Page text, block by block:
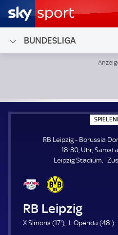
BUNDESLIGA
RB Leipzig - Borussia
18:30, Uhr,
Leipzig Stadium
RB Leipzig
X Simons (17'1) L Openda (48'4
)